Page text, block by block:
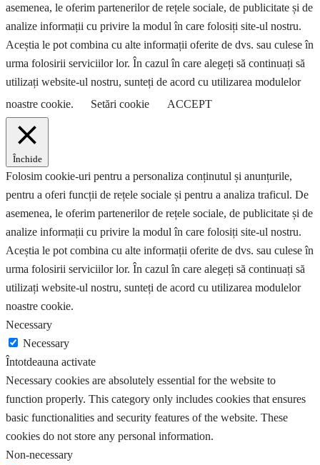
asemenea, le oferim partenerilor de rețele sociale, de publicitate și de
analize informații cu privire la modul în care folosiți site-ul nostru.
Aceștia le pot combina cu alte informații oferite de dvs. sau culese în
urma folosirii serviciilor lor. În cazul în care alegeți să continuați să
utilizați website-ul nostru, sunteți de acord cu utilizarea modulelor
noastre cookie.
Setări cookie ACCEPT
Închide
Folosim cookie-uri pentru a personaliza conținutul și anunțurile,
pentru a oferi funcții de rețele sociale și pentru a analiza traficul. De
asemenea, le oferim partenerilor de rețele sociale, de publicitate și de
analize informații cu privire la modul în care folosiți site-ul nostru.
Aceștia le pot combina cu alte informații oferite de dvs. sau culese în
urma folosirii serviciilor lor. În cazul în care alegeți să continuați să
utilizați website-ul nostru, sunteți de acord cu utilizarea modulelor
noastre cookie.
Necessary
Necessary
Întotdeauna activate
Necessary cookies are absolutely essential for the website to
function properly. This category only includes cookies that ensures
basic functionalities and security features of the website. These
cookies do not store any personal information.
Non-necessary